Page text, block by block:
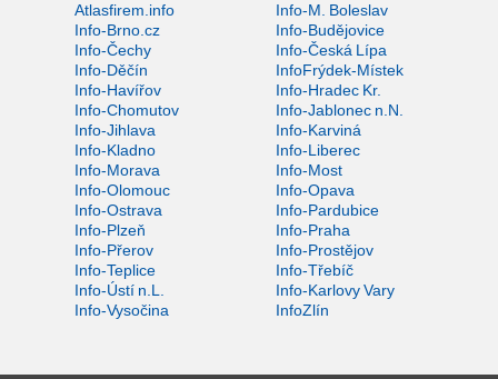
Atlasfirem.info
Info-M. Boleslav
Info-Brno.cz
Info-Budějovice
Info-Čechy
Info-Česká Lípa
Info-Děčín
InfoFrýdek-Místek
Info-Havířov
Info-Hradec Kr.
Info-Chomutov
Info-Jablonec n.N.
Info-Jihlava
Info-Karviná
Info-Kladno
Info-Liberec
Info-Morava
Info-Most
Info-Olomouc
Info-Opava
Info-Ostrava
Info-Pardubice
Info-Plzeň
Info-Praha
Info-Přerov
Info-Prostějov
Info-Teplice
Info-Třebíč
Info-Ústí n.L.
Info-Karlovy Vary
Info-Vysočina
InfoZlín